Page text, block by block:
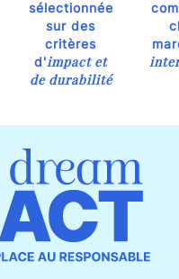
sélectionnée
sur des
critères
d'impact et
de durabilité